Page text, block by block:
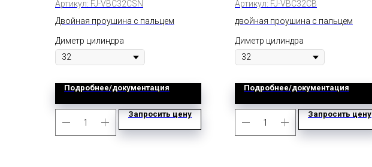
Артикул: FJ-VBC32CSN
Двойная проушина с пальцем
Диметр цилиндра
Подробнее/документация
Запросить цену
Артикул: FJ-VBC32CB
двойная проушина с пальцем
Диметр цилиндра
Подробнее/документация
Запросить цену